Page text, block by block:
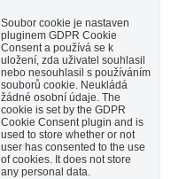
Soubor cookie je nastaven
pluginem GDPR Cookie
Consent a používá se k
uložení, zda uživatel souhlasil
nebo nesouhlasil s používáním
souborů cookie. Neukládá
žádné osobní údaje. The
cookie is set by the GDPR
Cookie Consent plugin and is
used to store whether or not
user has consented to the use
of cookies. It does not store
any personal data.